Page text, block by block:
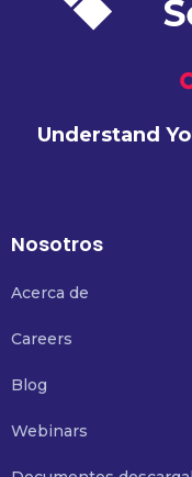
Understand
Nosotros
Acerca de
Careers
Blog
Webinars